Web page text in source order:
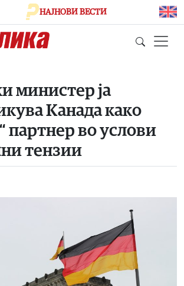
НАЈНОВИ ВЕСТИ
министер ја
Канада како
партнер во услови
тензии